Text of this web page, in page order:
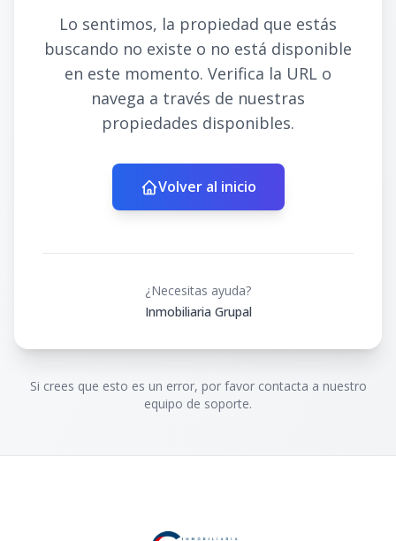
Lo sentimos, la propiedad que estás
buscando no existe o no está disponible
en este momento. Verifica la URL o
navega a través de nuestras
propiedades disponibles.
Volver al inicio
¿Necesitas ayuda?
Inmobiliaria Grupal
Si crees que esto es un error, por favor contacta a nuestro
equipo de soporte.